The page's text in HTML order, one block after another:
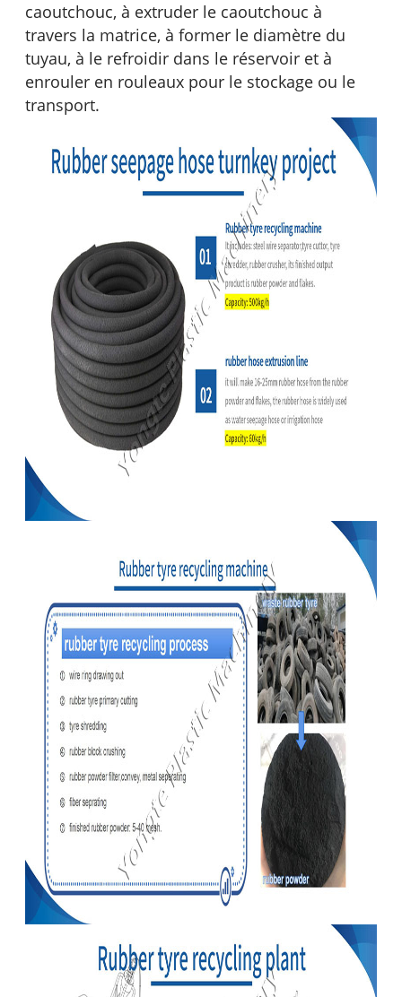
caoutchouc, à extruder le caoutchouc à
travers la matrice, à former le diamètre du
tuyau, à le refroidir dans le réservoir et à
enrouler en rouleaux pour le stockage ou le
transport.